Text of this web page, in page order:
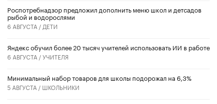
Роспотребнадзор предложил дополнить меню школ и детсадов
рыбой и водорослями
6 АВГУСТА / ДЕТИ
​Яндекс обучил более 20 тысяч учителей использовать ИИ в работе
6 АВГУСТА /УЧИТЕЛЯ
Минимальный набор товаров для школы подорожал на 6,3%
5 АВГУСТА / ШКОЛЬНИКИ